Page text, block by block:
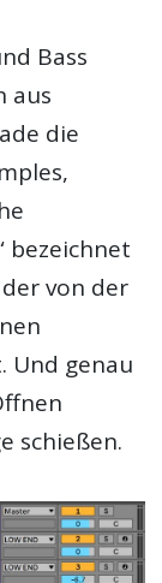
Bass
aus
die
bezeichnet
von der
Und genau
schießen.